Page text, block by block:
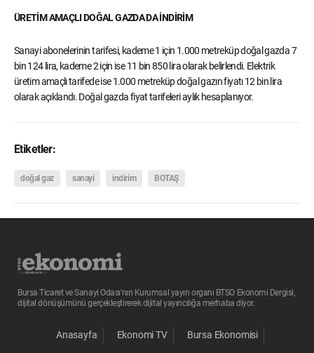
ÜRETİM AMAÇLI DOĞAL GAZDA DA İNDİRİM
Sanayi abonelerinin tarifesi, kademe 1 için 1.000 metreküp doğal gazda 7
bin 124 lira, kademe 2 için ise 11 bin 850 lira olarak belirlendi. Elektrik
üretim amaçlı tarifede ise 1.000 metreküp doğal gazın fiyatı 12 bin lira
olarak açıklandı. Doğal gazda fiyat tarifeleri aylık hesaplanıyor.
Etiketler:
doğal gaz sanayi indirim BOTAŞ
Bursa Ticaret ve Sanayi Odası’nın Kurumsal yayın organı BTSO Ekonomi Dergisi,
dijital dönüşümünü gerçekleştirerek dijital yayıncılığa merhaba diyor.
Anasayfa Ekonomi TV Bursa Ekonomisi